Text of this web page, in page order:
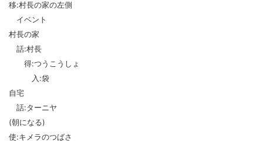
移:村長の家の左側
イベント
村長の家
話:村長
得:つうこうしょ
入:袋
自宅
話:ターニヤ
(朝になる)
使:キメラのつばさ